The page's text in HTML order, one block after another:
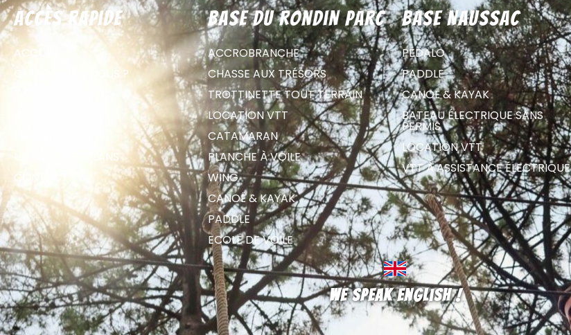
Accès rapide
ACCUEIL
QUI SOMMES-NOUS ?
HORAIRES ET PLANS
CONTACT
Base du Rondin parc
ACCROBRANCHE
CHASSE AUX TRÉSORS
TROTTINETTE TOUT TERRAIN
LOCATION VTT
CATAMARAN
PLANCHE À VOILE
WING
CANOË & KAYAK
PADDLE
ECOLE DE VOILE
Base Naussac
PÉDALO
PADDLE
CANOË & KAYAK
BATEAU ÉLECTRIQUE SANS
PERMIS
LOCATION VTT
VTT À ASSISTANCE ÉLECTRIQUE
We speak english !